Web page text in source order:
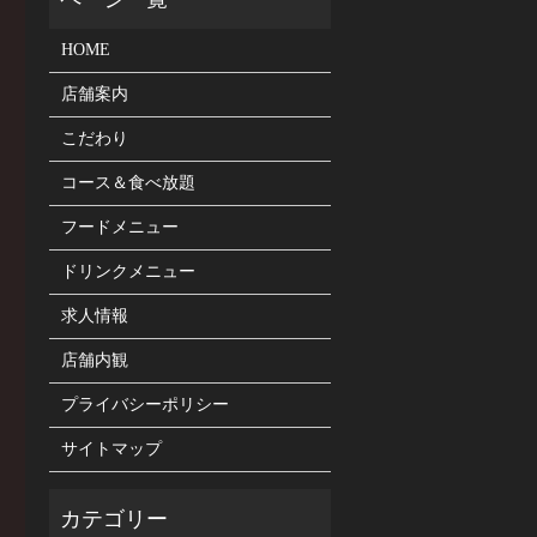
HOME
店舗案内
こだわり
コース＆食べ放題
フードメニュー
ドリンクメニュー
求人情報
店舗内観
プライバシーポリシー
サイトマップ